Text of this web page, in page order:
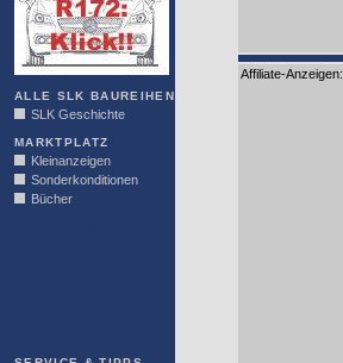
ALLE SLK BAUREIHEN
SLK Geschichte
MARKTPLATZ
Kleinanzeigen
Sonderkonditionen
Bücher
Affiliate-Anzeigen: